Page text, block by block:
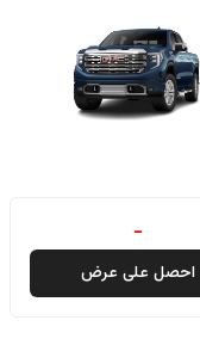
-
احصل على عرض